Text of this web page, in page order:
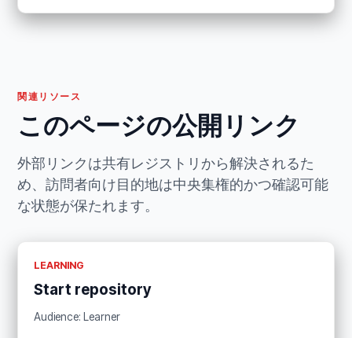
関連リソース
このページの公開リンク
外部リンクは共有レジストリから解決されるた
め、訪問者向け目的地は中央集権的かつ確認可能
な状態が保たれます。
LEARNING
Start repository
Audience: Learner